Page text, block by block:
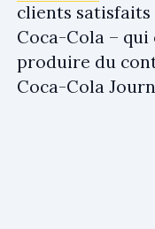
clients
Coca-Cola –
produire du
Coca-Cola